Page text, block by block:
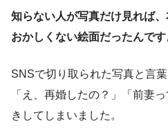
知らない人が写真だけ見れば
おかしくない絵面だったんです
SNSで切り取られた写真と言
「え、再婚したの？」「前妻
きしてしまいました。